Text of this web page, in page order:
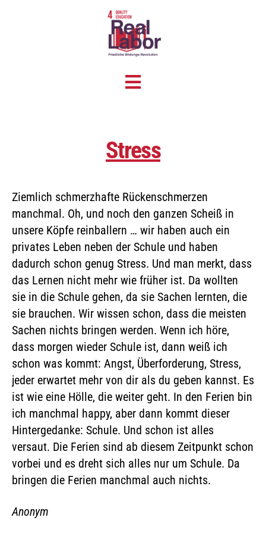
Stress
Ziemlich schmerzhafte Rückenschmerzen
manchmal. Oh, und noch den ganzen Scheiß in
unsere Köpfe reinballern … wir haben auch ein
privates Leben neben der Schule und haben
dadurch schon genug Stress. Und man merkt, dass
das Lernen nicht mehr wie früher ist. Da wollten
sie in die Schule gehen, da sie Sachen lernten, die
sie brauchen. Wir wissen schon, dass die meisten
Sachen nichts bringen werden. Wenn ich höre,
dass morgen wieder Schule ist, dann weiß ich
schon was kommt: Angst, Überforderung, Stress,
jeder erwartet mehr von dir als du geben kannst. Es
ist wie eine Hölle, die weiter geht. In den Ferien bin
ich manchmal happy, aber dann kommt dieser
Hintergedanke: Schule. Und schon ist alles
versaut. Die Ferien sind ab diesem Zeitpunkt schon
vorbei und es dreht sich alles nur um Schule. Da
bringen die Ferien manchmal auch nichts.
Anonym